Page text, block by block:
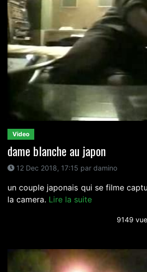
Video
dame blanche au japon
12 Dec 2018, 17:15 par damino
un couple japonais qui se filme
la camera. Lire la suite
9149